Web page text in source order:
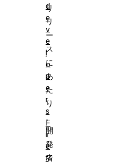
リ
リ
ー
ス
に
あ
た
り
、
開
発
者
d
e
v
e
l
o
p
e
r
s
F
ir
e
f